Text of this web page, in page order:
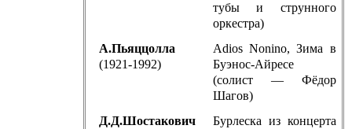
тубы и струнного
оркестра)
А.Пьяццолла
(1921-1992)
Adios Nonino, Зима в
Буэнос-Айресе
(солист — Фёдор
Шагов)
Д.Д.Шостакович
Бурлеска из концерта